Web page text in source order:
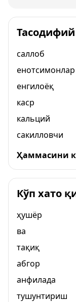
Тасодифий
саллоб
енотсимонлар
енгилоёқ
каср
кальций
сакилловчи
Ҳаммасини
Кўп хато
ҳушёр
ва
тақиқ
абгор
анфилада
тушунтириш